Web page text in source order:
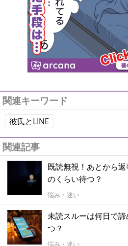
関連キーワード
彼氏とLINE
関連記事
既読無視！あとから
のくらい待つ？
悩み・迷い
未読スルーは何日で
つ？
悩み・迷い